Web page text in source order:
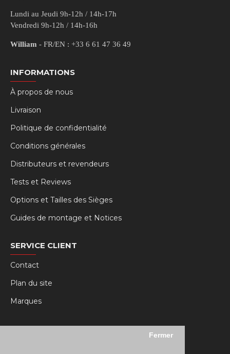
Fermer
Lundi au Jeudi 9h-12h / 14h-17h
Vendredi 9h-12h / 14h-16h
William - FR/EN : +33 6 61 47 36 49
INFORMATIONS
À propos de nous
Livraison
Politique de confidentialité
Conditions générales
Distributeurs et revendeurs
Tests et Reviews
Options et Tailles des Sièges
Guides de montage et Notices
SERVICE CLIENT
Contact
Plan du site
Marques
MY RSEAT